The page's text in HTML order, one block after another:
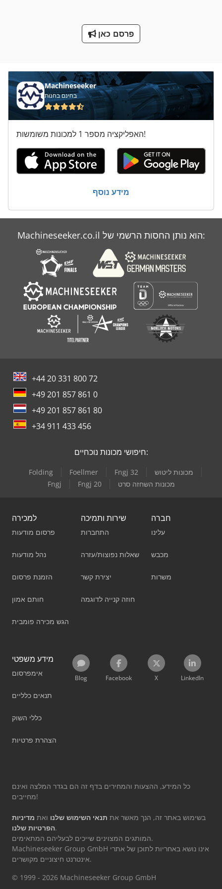
רכזת יחידת
פרסם כאן
Machineseeker
בחינם בחנות
האפליקציה מספר 1 למכונות משומשות!
מידע נוסף
Machineseeker.co.il הוא נותן החסות הרשמי של:
+44 20 331 800 72
+49 201 857 861 0
+49 201 857 861 80
+34 911 433 456
חיפושי מכונות נוכחיים:
Folding Foellmer Fngj 32
מכונות ליטוש
Fngj
Fngj 20 מכונות השחזה סרט
למכירה
פרסום מודעות
נהל מודעות
הזמנת פרסום
חותם אמון
הגש מכירה פומבית
שירות ותמיכה
התחברות
שאלות נפוצות/עזרה
יצירת קשר
חוזה קנייה לדוגמה
חברה
עלינו
מכבש
משרות
מידע משפטי
אימפרסום
תנאים כלליים
כללי השוק
הצהרת פרטיות
Blog Facebook X LinkedIn
כל המידע, ההצעות והמחירים בדף זה הם בגדר המלצה ואינם
מחייבים!
בשימוש באתר זה, הנך מאשר את תנאי השימוש שלנו ואת מדיניות
הפרטיות שלנו.
המותגים המצוינים שייכים לבעליהם המתאימים.
Machineseeker Group GmbH אינו נושא באחריות לתוכן של אתרי
אינטרנט חיצוניים מקושרים.
© 1999 - 2026 Machineseeker Group GmbH